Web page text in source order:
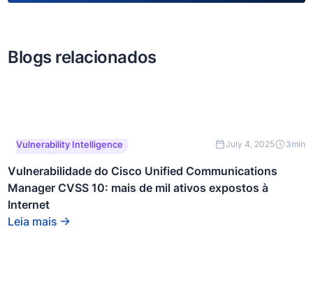
Blogs relacionados
Este é um texto dentro
de um bloco div.
Vulnerability Intelligence July 4, 2025 3min
Vulnerabilidade do Cisco Unified Communications
Manager CVSS 10: mais de mil ativos expostos à
Internet
Leia mais